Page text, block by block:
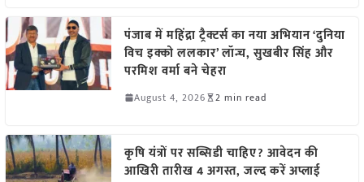
पंजाब में महिंद्रा ट्रैक्टर्स का नया अभियान ‘दुनिया
विच इक्को ललकार’ लॉन्च, सुखबीर सिंह और
परमिश वर्मा बने चेहरा
August 4, 2026 2 min read
कृषि यंत्रों पर सब्सिडी चाहिए? आवेदन की
आखिरी तारीख 4 अगस्त, जल्द करें अप्लाई